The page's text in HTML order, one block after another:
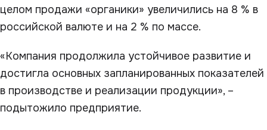
целом продажи «органики» увеличились на 8 % в
российской валюте и на 2 % по массе.
«Компания продолжила устойчивое развитие и
достигла основных запланированных показателей
в производстве и реализации продукции», –
подытожило предприятие.